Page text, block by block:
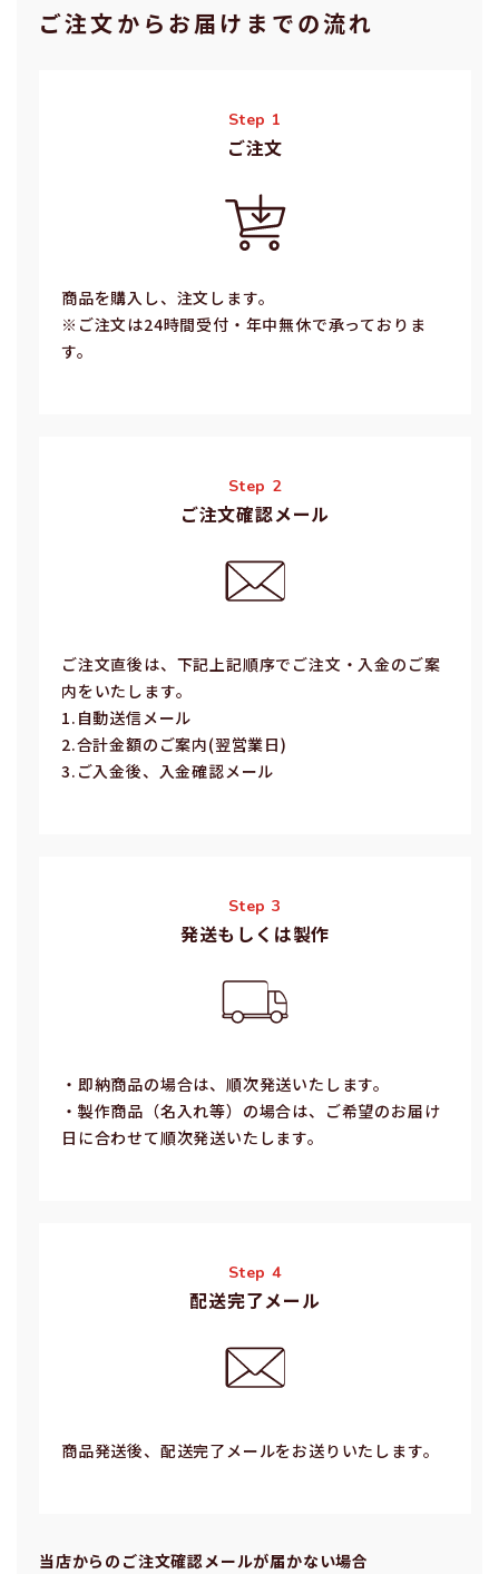
ご注⽂からお届けまでの流れ
Step 1
ご注⽂
商品を購入し、注文します。
※ご注⽂は24時間受付・年中無休で承っておりま
す。
Step 2
ご注文確認メール
ご注⽂直後は、下記上記順序でご注⽂・⼊⾦のご案
内をいたします。
1.⾃動送信メール
2.合計⾦額のご案内(翌営業⽇)
3.ご⼊⾦後、⼊⾦確認メール
Step 3
発送もしくは製作
・即納商品の場合は、順次発送いたします。
・製作商品（名⼊れ等）の場合は、ご希望のお届け
⽇に合わせて順次発送いたします。
Step 4
配送完了メール
商品発送後、配送完了メールをお送りいたします。
当店からのご注⽂確認メールが届かない場合